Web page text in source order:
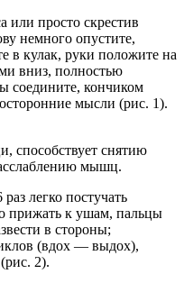
или просто скрестив
немного опустите,
в кулак, руки положите на
вниз, полностью
соедините, кончиком
мысли (рис. 1).
способствует снятию
мышц.
легко постучать
прижать к ушам, пальцы
в стороны;
(вдох — выдох),
2).